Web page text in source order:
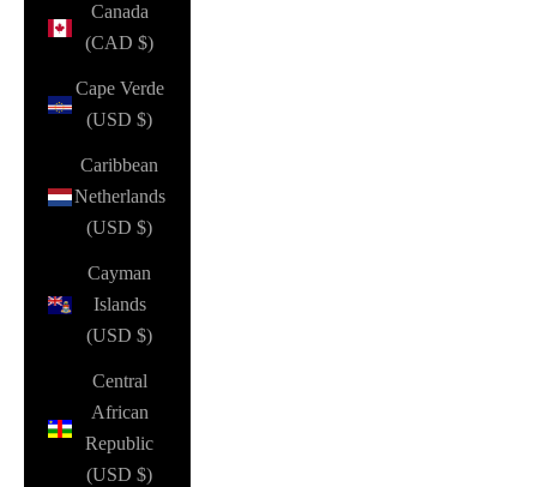
Canada
(CAD $)
Cape Verde
(USD $)
Caribbean
Netherlands
(USD $)
Cayman
Islands
(USD $)
Central
African
Republic
(USD $)